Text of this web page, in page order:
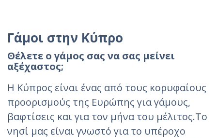
Γάμοι στην Κύπρο
Θέλετε ο γάμος σας να σας μείνει
αξέχαστος;
Η Κύπρος είναι ένας από τους κορυφαίους
προορισμούς της Ευρώπης για γάμους,
βαφτίσεις και για τον μήνα του μέλιτος.Το
νησί μας είναι γνωστό για το υπέροχο